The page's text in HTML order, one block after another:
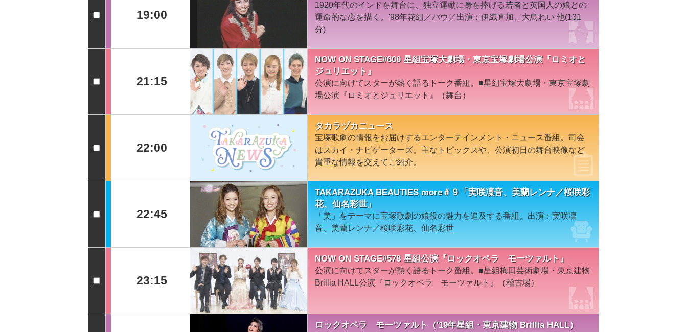
19:00
1920年代のインドを舞台に、独立運動に身を捧げる若者と英国人の娘との
運命的な恋を描く。'98年花組／バウ／出演：伊織直加、大鳥れい 他(131
分)
21:15
NOW ON STAGE#600 星組宝塚大劇場・東京宝塚劇場公演『ロミオと
ジュリエット』
公演に向けてスターが熱く語るトーク番組。■星組宝塚大劇場・東京宝塚劇
場公演『ロミオとジュリエット』（舞台）
22:00
タカラヅカニュース
宝塚歌劇の情報をお届けするエンターテインメント・ニュース番組。司会
はスカイ・ナビゲーターズ。主なトピックスや、公演初日の舞台映像など
貴重な情報を交えてご紹介。
22:45
TAKARAZUKA BEAUTIES more＃９「実咲凜音、美蘭レンナ／桜咲彩
花、仙名彩世」
「美」をテーマに宝塚歌劇の娘役の魅力を追及する番組。出演：実咲凜
音、美蘭レンナ／桜咲彩花、仙名彩世
23:15
NOW ON STAGE#578 星組公演『ロックオペラ モーツァルト』
公演に向けてスターが熱く語るトーク番組。■星組梅田芸術劇場・東京建物
Brillia HALL公演『ロックオペラ モーツァルト』（稽古場）
ロックオペラ モーツァルト（'19年星組・東京建物 Brillia HALL）